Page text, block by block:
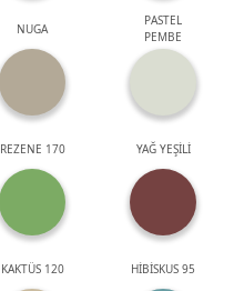
NUGA
PASTEL
PEMBE
REZENE 170 YAĞ YEŞİLİ
KAKTÜS 120 HİBİSKUS 95